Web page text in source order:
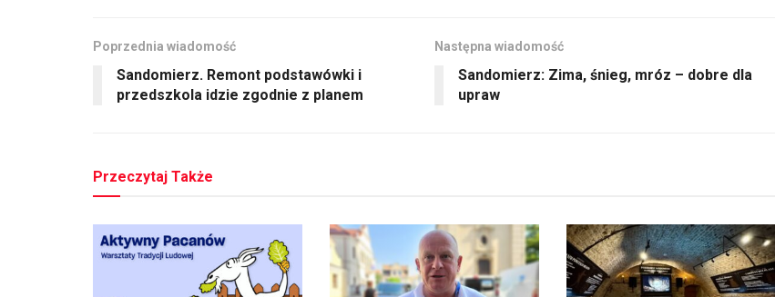
Poprzednia wiadomość
Sandomierz. Remont podstawówki i
przedszkola idzie zgodnie z planem
Następna wiadomość
Sandomierz: Zima, śnieg, mróz – dobre dla
upraw
Przeczytaj Także